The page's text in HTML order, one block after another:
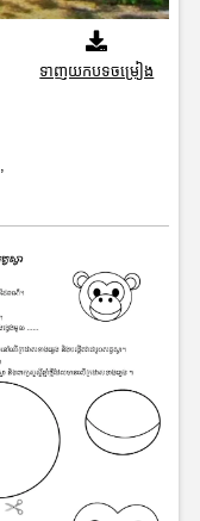
ទាញយកបទចម្រៀង